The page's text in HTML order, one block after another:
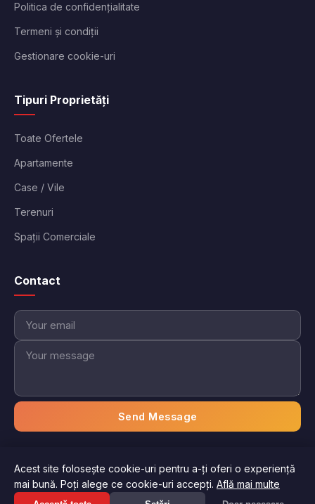
Politica de confidențialitate
Termeni și condiții
Gestionare cookie-uri
Tipuri Proprietăți
Toate Ofertele
Apartamente
Case / Vile
Terenuri
Spații Comerciale
Contact
Send Message
© 2026 Imobiliare Aici. Toate drepturile rezervate.
Politica de confidențialitateTermeni și condiții
Acest site folosește cookie-uri pentru a-ți oferi o experiență
mai bună. Poți alege ce cookie-uri accepți. Află mai multe